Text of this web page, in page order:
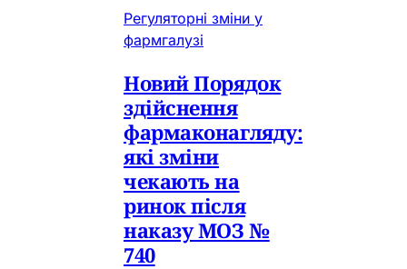
Регуляторні зміни у
фармгалузі
Новий Порядок
здійснення
фармаконагляду:
які зміни
чекають на
ринок після
наказу МОЗ №
740